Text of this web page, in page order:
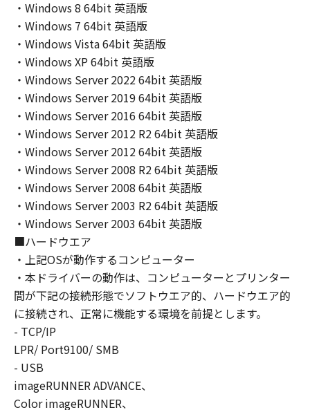
PERFORMANCE OF THE SOFTWARE IS WITH
YOU. SHOULD THE SOFTWARE PROVE
DEFECTIVE, YOU ASSUME THE ENTIRE COST
OF ALL NECESSARY SERVICING, REPAIR OR
CORRECTION. SOME STATES OR LEGAL
JURISDICTIONS DO NOT ALLOW THE
EXCLUSION OF IMPLIED WARRANTIES, SO
THE ABOVE EXCLUSION MAY NOT APPLY TO
YOU.
THIS WARRANTY GIVES YOU SPECIFIC LEGAL
RIGHTS AND YOU MAY ALSO HAVE OTHER
RIGHTS WHICH VARY FROM STATE TO STATE
OR JURISDICTION TO JURISDICTION.
NEITHER CANON, CANON'S SUBSIDIARIES OR
AFFILIATES, THEIR DISTRIBUTORS, OR
DEALERS NOR CANON'S LICENSORS
WARRANT THAT THE FUNCTIONS
CONTAINED IN THE SOFTWARE WILL MEET
YOUR REQUIREMENTS OR THAT THE
OPERATION OF THE SOFTWARE WILL BE
UNINTERRUPTED OR ERROR FREE.
[NO LIABILITY FOR DAMAGES] IN NO EVENT
SHALL EITHER CANON, CANON'S
SUBSIDIARIES OR AFFILIATES, THEIR
・Windows 8 64bit 英語版
・Windows 7 64bit 英語版
・Windows Vista 64bit 英語版
・Windows XP 64bit 英語版
・Windows Server 2022 64bit 英語版
・Windows Server 2019 64bit 英語版
・Windows Server 2016 64bit 英語版
・Windows Server 2012 R2 64bit 英語版
・Windows Server 2012 64bit 英語版
・Windows Server 2008 R2 64bit 英語版
・Windows Server 2008 64bit 英語版
・Windows Server 2003 R2 64bit 英語版
・Windows Server 2003 64bit 英語版
■ハードウエア
・上記OSが動作するコンピューター
・本ドライバーの動作は、コンピューターとプリンター
間が下記の接続形態でソフトウエア的、ハードウエア的
に接続され、正常に機能する環境を前提とします。
- TCP/IP
LPR/ Port9100/ SMB
- USB
imageRUNNER ADVANCE、
Color imageRUNNER、